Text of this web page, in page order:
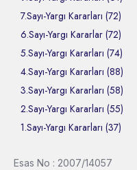
7.Sayı-Yargı Kararları (72)
6.Sayı-Yargı Kararlar (72)
5.Sayı-Yargı Kararları (74)
4.Sayı-Yargı Kararları (88)
3.Sayı-Yargı Kararları (58)
2.Sayı-Yargı Kararları (55)
1.Sayı-Yargı Kararları (37)
Esas No : 2007/14057